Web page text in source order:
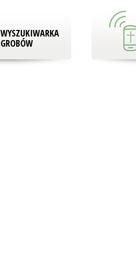
WYSZUKIWARKA
GROBÓW